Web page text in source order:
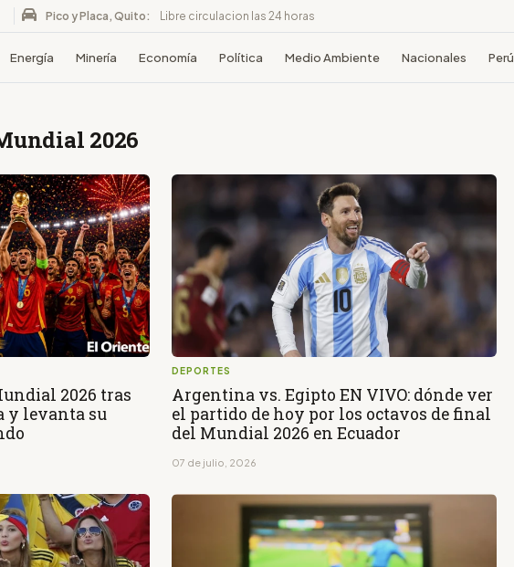
Pico y Placa, Quito: Libre circulacion las 24 horas
Energía Minería Economía Política Medio Ambiente Nacionales Perú
2026
2026 tras
y levanta su
DEPORTES
Argentina vs. Egipto EN VIVO: dónde ver
el partido de hoy por los octavos de final
del Mundial 2026 en Ecuador
07 de julio, 2026